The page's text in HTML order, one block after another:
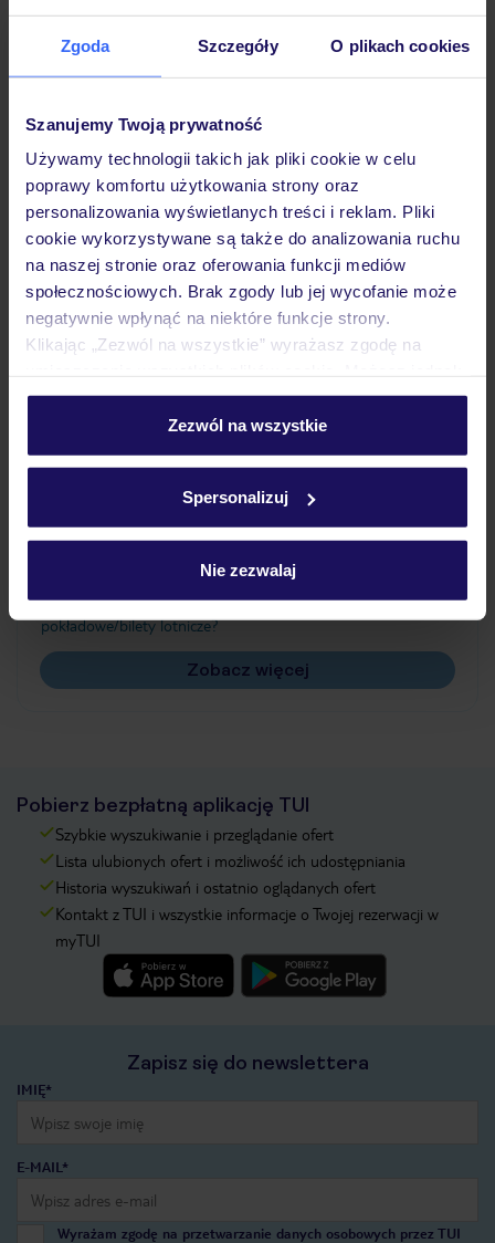
Zgoda Szczegóły O plikach cookies
Szanujemy Twoją prywatność
Używamy technologii takich jak pliki cookie w celu
poprawy komfortu użytkowania strony oraz
personalizowania wyświetlanych treści i reklam. Pliki
cookie wykorzystywane są także do analizowania ruchu
na naszej stronie oraz oferowania funkcji mediów
społecznościowych. Brak zgody lub jej wycofanie może
negatywnie wpłynąć na niektóre funkcje strony.
Klikając „Zezwól na wszystkie” wyrażasz zgodę na
personalizować swój wybór wchodząc w zakładkę
Szczegółowe informacje o plikach cookie znajdziesz
Zezwól na wszystkie
Spersonalizuj
Nie zezwalaj
Pokoje
Wyżywienie
Atrakcje
Ważne informacje
Czy w Hotelu będzie przedstawiciel TUI?
Na jakiej podstawie i gdzie otrzymam karty
pokładowe/bilety lotnicze?
Zobacz więcej
Pobierz bezpłatną aplikację TUI
Szybkie wyszukiwanie i przeglądanie ofert
Lista ulubionych ofert i możliwość ich udostępniania
Historia wyszukiwań i ostatnio oglądanych ofert
Kontakt z TUI i wszystkie informacje o Twojej rezerwacji w
myTUI
Zapisz się do newslettera
IMIĘ*
E-MAIL*
Wyrażam zgodę na przetwarzanie danych osobowych przez TUI